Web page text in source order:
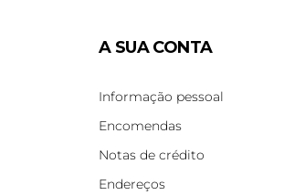
A SUA CONTA
Informação pessoal
Encomendas
Notas de crédito
Endereços